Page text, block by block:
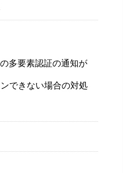
多要素認証の通知が
できない場合の対処